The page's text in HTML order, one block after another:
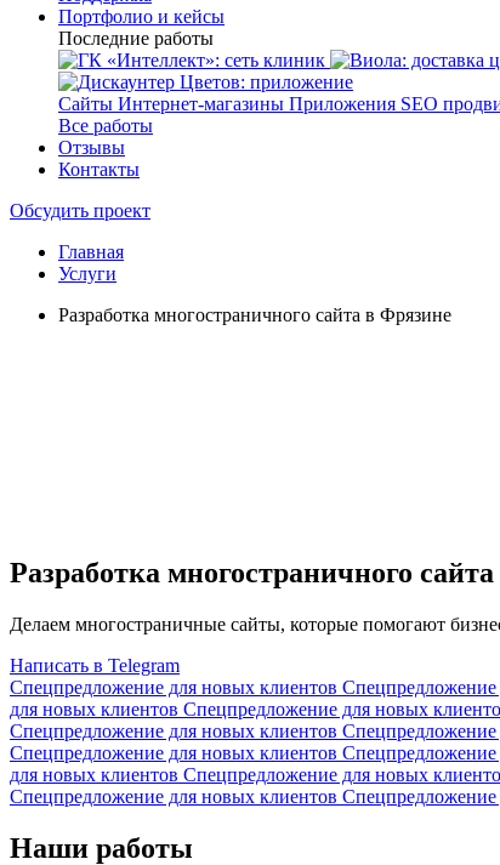
Портфолио и кейсы
Последние работы
Сайты Интернет-магазины Приложения SEO
Все работы
Отзывы
Контакты
Обсудить проект
Главная
Услуги
Разработка многостраничного сайта в Фрязине
Разработка многостраничного
Делаем многостраничные сайты, которые помогают
Написать в Telegram
Спецпредложение для новых клиентов Спецпредложение
для новых клиентов Спецпредложение для новых
Спецпредложение для новых клиентов Спецпредложение
Спецпредложение для новых клиентов Спецпредложение
для новых клиентов Спецпредложение для новых
Спецпредложение для новых клиентов Спецпредложение
Наши работы